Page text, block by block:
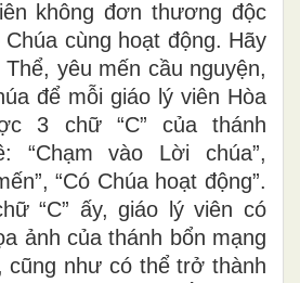
không đơn thương độc
cùng hoạt động. Hãy
yêu mến cầu nguyện,
để mỗi giáo lý viên Hòa
3 chữ “C” của thánh
“Chạm vào Lời chúa”,
“Có Chúa hoạt động”.
“C” ấy, giáo lý viên có
ảnh của thánh bổn mạng
cũng như có thể trở thành